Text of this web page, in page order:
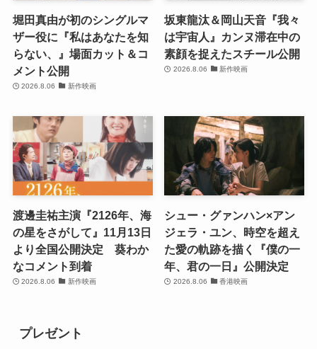
堀田真由が初のシングルマ
ザー役に『私はあなたを知
らない、』場面カット＆コ
メント公開
2026.8.06 新作映画
坂東龍汰＆岡山天音『我々
は宇宙人』カンヌ滞在中の
素顔を捉えたスチール公開
2026.8.06 新作映画
渡邊圭祐主演『2126年、海
の星をさがして』11月13日
より全国公開決定 葵わか
なコメント到着
2026.8.06 新作映画
シュー・グァンハン×アン
ジェラ・ユン、時空を超え
た愛の軌跡を描く『僕の一
年、君の一日』公開決定
2026.8.06 香港映画
プレゼント